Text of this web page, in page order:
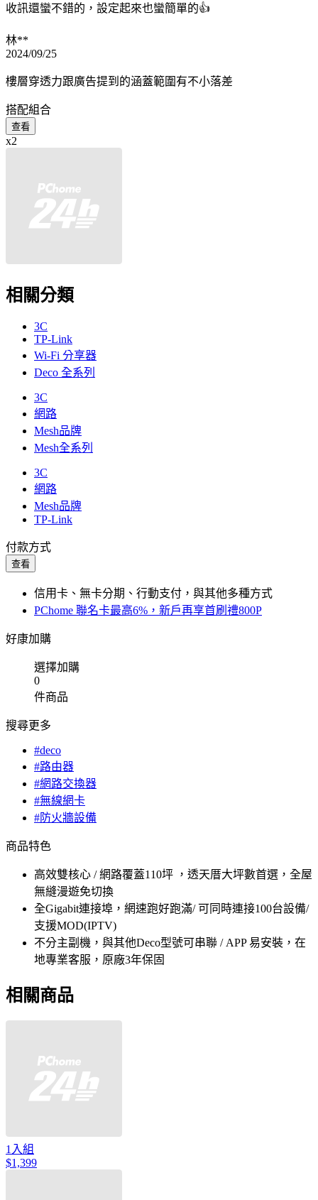
收訊還蠻不錯的，設定起來也蠻簡單的👍
林**
2024/09/25
樓層穿透力跟廣告提到的涵蓋範圍有不小落差
搭配組合
查看
x2
相關分類
3C
TP-Link
Wi-Fi 分享器
Deco 全系列
3C
網路
Mesh品牌
Mesh全系列
3C
網路
Mesh品牌
TP-Link
付款方式
查看
信用卡、無卡分期、行動支付，與其他多種方式
PChome 聯名卡最高6%，新戶再享首刷禮800P
好康加購
選擇加購
0
件商品
搜尋更多
#deco
#路由器
#網路交換器
#無線網卡
#防火牆設備
商品特色
高效雙核心 / 網路覆蓋110坪 ，透天厝大坪數首選，全屋
無縫漫遊免切換
全Gigabit連接埠，網速跑好跑滿/ 可同時連接100台設備/
支援MOD(IPTV)
不分主副機，與其他Deco型號可串聯 / APP 易安裝，在
地專業客服，原廠3年保固
相關商品
1入組
$1,399